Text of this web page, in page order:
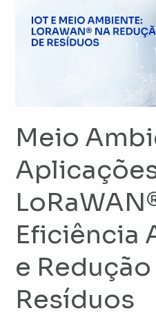
Meio
Eficiência
e
Resíduos
IoT:
Aplicações
Eficiência
Ambiental
e
Redução
de
Resíduos